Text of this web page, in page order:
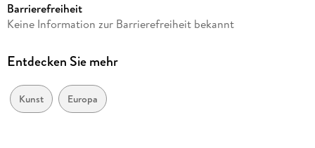
Silver
Verlag/Hersteller
Kalender
Abbildungen
Barrierefreiheit
Keine Information zur Barrierefreiheit bekannt
Entdecken Sie mehr
Kunst Europa